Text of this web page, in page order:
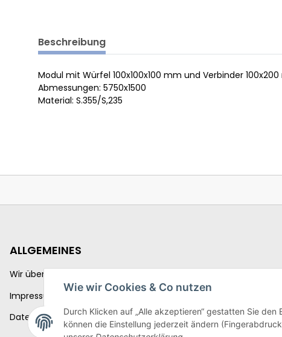
Beschreibung
Modul mit Würfel 100x100x100 mm und Verbinder
Abmessungen: 5750x1500
Material: S.355/S,235
ALLGEMEINES
Wir über uns
Impressum
Datenschutzerklärung
Wie wir Cookies & Co nutzen
Durch Klicken auf „Alle akzeptieren“ gestatten Sie
können die Einstellung jederzeit ändern